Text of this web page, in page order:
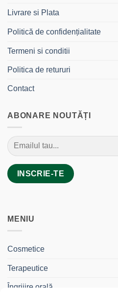
Livrare si Plata
Politică de confidențialitate
Termeni si conditii
Politica de retururi
Contact
ABONARE NOUTĂȚI
MENIU
Cosmetice
Terapeutice
Îngrijire orală